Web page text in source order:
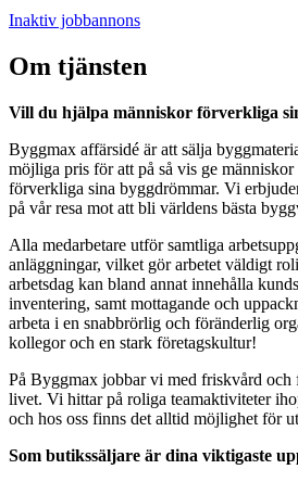
Inaktiv jobbannons
Om tjänsten
Vill du hjälpa människor förverkliga
Byggmax affärsidé är att sälja
möjliga pris för att på så vis ge
förverkliga sina byggdrömmar. Vi
på vår resa mot att bli världens bästa
Alla medarbetare utför samtliga
anläggningar, vilket gör arbetet väldigt
arbetsdag kan bland annat innehålla
inventering, samt mottagande och
arbeta i en snabbrörlig och föränderlig
kollegor och en stark företagskultur!
På Byggmax jobbar vi med friskvård och
livet. Vi hittar på roliga teamaktiviteter
och hos oss finns det alltid möjlighet för
Som butikssäljare är dina viktigaste